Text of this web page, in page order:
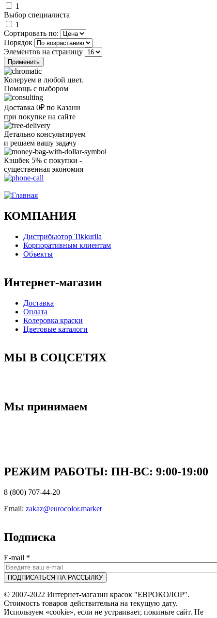
1
Выбор специалиста
1
Сортировать по:
Порядок
Элементов на страницу
Колеруем в любой цвет.
Помощь с выбором
Доставка 0₽ по Казани
при покупке на сайте
Детально консультируем
и решаем вашу задачу
Кэшбек 5% с покупки -
существенная экономия
КОМПАНИЯ
Дистрибьютор Tikkurila
Корпоративным клиентам
Объекты
Интернет-магазин
Доставка
Оплата
Колеровка краски
Цветовые каталоги
МЫ В СОЦСЕТЯХ
Мы принимаем
РЕЖИМ РАБОТЫ: ПН-ВC: 9:00-19:00
8 (800) 707-44-20
Email: zakaz@eurocolor.market
Подписка
E-mail *
© 2007-2022 Интернет-магазин красок "ЕВРОКОЛОР".
Стоимость товаров действительна на текущую дату.
Используем «cookie», если не устраивает, покиньте сайт. Не